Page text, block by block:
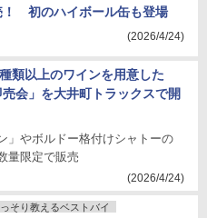
！ 初のハイボール缶も登場
(2026/4/24)
類以上のワインを用意した
売会」を大井町トラックスで開
」やボルドー格付けシャトーの
量限定で販売
(2026/4/24)
そり教えるベストバイ